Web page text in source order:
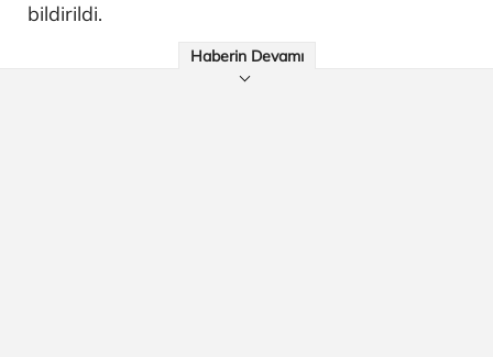
bildirildi.
Haberin Devamı